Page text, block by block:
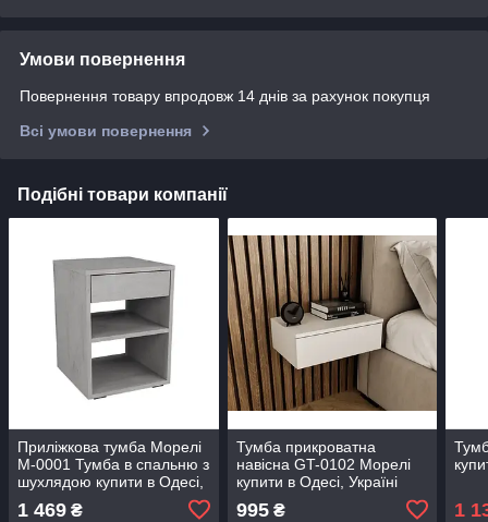
Умови повернення
Повернення товару впродовж 14 днів за рахунок покупця
Всі умови повернення
Подібні товари компанії
Приліжкова тумба Морелі
М-0001 Тумба в спальню з
шухлядою купити в Одесі,
1 469 ₴
Тумба прикроватна
навісна GT-0102 Морелі
купити в Одесі, Україні
995₴ 1